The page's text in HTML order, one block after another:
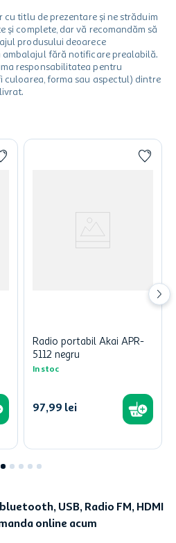
cu titlu de prezentare și ne străduim
și complete, dar vă recomandăm să
produsului deoarece
fără notificare prealabilă.
responsabilitatea pentru
culoarea, forma sau aspectul) dintre
Radio portabil Akai APR-
5112 negru
In stoc
97,99 lei
USB, Radio FM, HDMI
online acum